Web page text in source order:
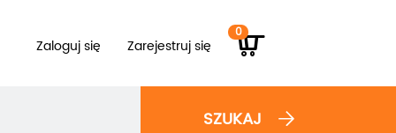
Zaloguj się Zarejestruj się
0
SZUKAJ